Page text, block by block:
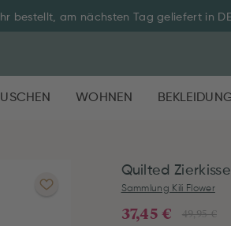
bestellt, am nächsten Tag geliefert in DE
WOHNEN
Quilted
Sammlung Kili Flower
49,95 €
37,45 €